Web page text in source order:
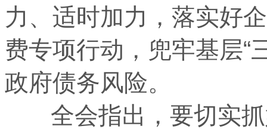
力、适时加力，落实好
费专项行动，兜牢基层“
政府债务风险。
全会指出，要切实抓